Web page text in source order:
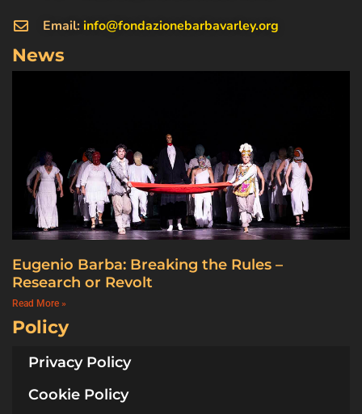
Email:info@fondazionebarbavarley.org
News
Eugenio Barba: Breaking the Rules –
Research or Revolt
Read More »
Policy
Privacy Policy
Cookie Policy